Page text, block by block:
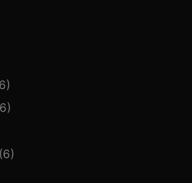
(6)